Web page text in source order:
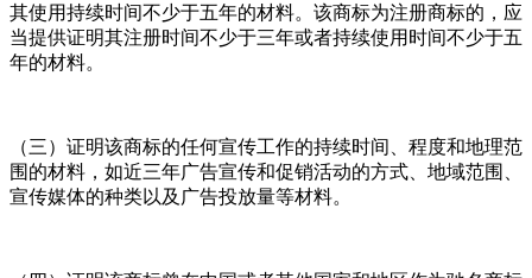
其使用持续时间不少于五年的材料。该商标为注册商标的，应
当提供证明其注册时间不少于三年或者持续使用时间不少于五
年的材料。
（三）证明该商标的任何宣传工作的持续时间、程度和地理范
围的材料，如近三年广告宣传和促销活动的方式、地域范围、
宣传媒体的种类以及广告投放量等材料。